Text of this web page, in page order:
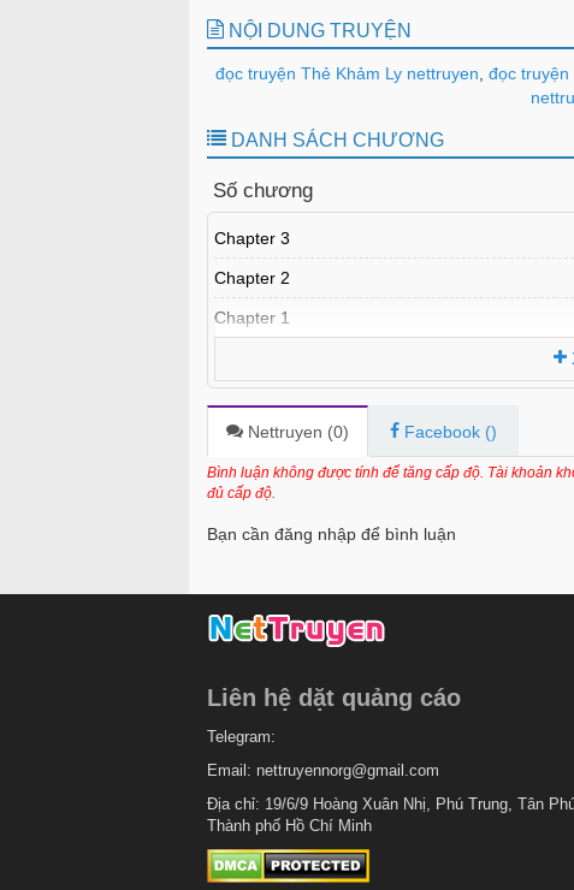
NỘI DUNG TRUYỆN
đọc truyện Thẻ Khảm Ly nettruyen đọc truyện
DANH SÁCH CHƯƠNG
Số chương
Chapter 3
Chapter 2
Chapter 1
Nettruyen (0) Facebook ()
Bình luận không được tính để tăng cấp độ. Tài khoản
đủ cấp độ.
Bạn cần đăng nhập để bình luận
Liên hệ dặt quảng cáo
Telegram:
Email: nettruyennorg@gmail.com
Địa chỉ: 19/6/9 Hoàng Xuân Nhị, Phú Trung, Tân
Thành phố Hồ Chí Minh